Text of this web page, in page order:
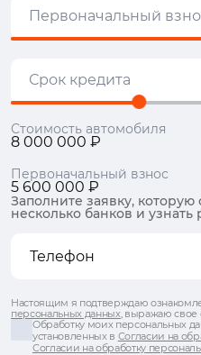
Первоначальный
Срок кредита
Стоимость автомобиля
8 000 000 ₽
Первоначальный взнос
5 600 000 ₽
Заполните заявку,
несколько банков и
Настоящим я подтверждаю
персональных данных, выражаю свое
Обработку моих персональных
установленных в Согласии на
Согласии на обработку